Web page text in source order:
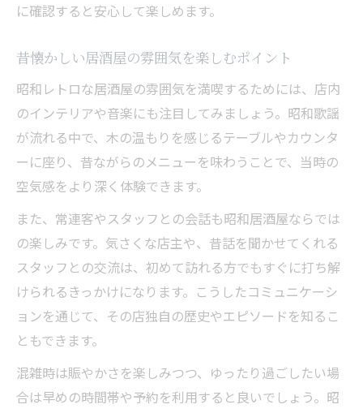
に確認すると安心して楽しめます。
昔懐かしい居酒屋の雰囲気を楽しむポイント
昭和レトロな居酒屋の雰囲気を満喫するためには、店内
のインテリアや音楽にも注目してみましょう。昭和歌謡
が流れる中で、木の温もりを感じるテーブルやカウンタ
ーに座り、昔ながらのメニューを味わうことで、当時の
空気感をより深く体験できます。
また、常連客やスタッフとの会話も昭和居酒屋ならでは
の楽しみです。気さくな店主や、昔話を聞かせてくれる
スタッフとの交流は、初めて訪れる方でもすぐに打ち解
けられるきっかけになります。こうしたコミュニケーシ
ョンを通じて、その店独自の歴史やエピソードを知るこ
ともできます。
混雑時は賑やかさを楽しみつつ、ゆったり過ごしたい場
合は早めの時間帯や予約を利用すると良いでしょう。昭